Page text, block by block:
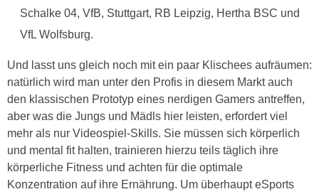
Schalke 04, VfB, Stuttgart, RB Leipzig, Hertha BSC und
VfL Wolfsburg.
Und lasst uns gleich noch mit ein paar Klischees aufräumen:
natürlich wird man unter den Profis in diesem Markt auch
den klassischen Prototyp eines nerdigen Gamers antreffen,
aber was die Jungs und Mädls hier leisten, erfordert viel
mehr als nur Videospiel-Skills. Sie müssen sich körperlich
und mental fit halten, trainieren hierzu teils täglich ihre
körperliche Fitness und achten für die optimale
Konzentration auf ihre Ernährung. Um überhaupt eSports